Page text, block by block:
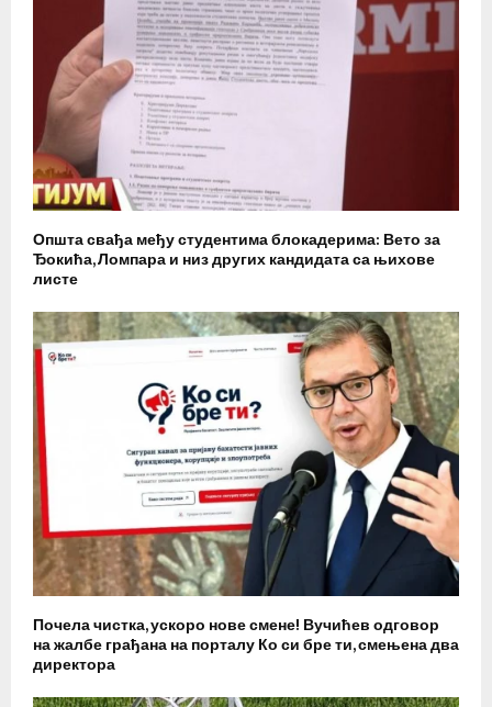
Општа свађа међу студентима блокадерима: Вето за
Ђокића, Ломпара и низ других кандидата са њихове
листе
Почела чистка, ускоро нове смене! Вучићев одговор
на жалбе грађана на порталу Ко си бре ти, смењена два
директора